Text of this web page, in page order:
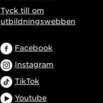
Tyck till om
utbildningswebben
Facebook
Instagram
TikTok
Youtube